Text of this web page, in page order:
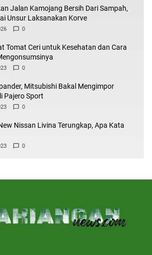
Jalan Kamojang Bersih Dari Sampah,
Unsur Laksanakan Korve
0
Tomat Ceri untuk Kesehatan dan Cara
0
Mitsubishi Bakal Mengimpor
Pajero Sport
0
Nissan Livina Terungkap, Apa Kata
0